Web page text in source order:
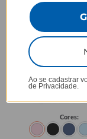
Cores:
Ao se cadastrar
de Privacidade.